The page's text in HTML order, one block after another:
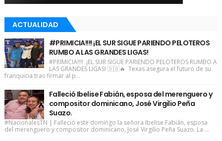
ACTUALIDAD
#PRIMICIA!!!! ¡EL SUR SIGUE PARIENDO PELOTEROS
RUMBO A LAS GRANDES LIGAS!
#PRIMICIA!!!! ¡EL SUR SIGUE PARIENDO PELOTEROS RUMBO A
LAS GRANDES LIGAS! 🇩🇴🔥 Texas asegura el futuro de su
franquicia tras firmar al p...
Falleció Ibelise Fabián, esposa del merenguero y
compositor dominicano, José Virgilio Peña
Suazo.
#NacionalesTN | Falleció este domingo la señora Ibelise Fabián, esposa
del merenguero y compositor dominicano, José Virgilio Peña Suazo. La ...